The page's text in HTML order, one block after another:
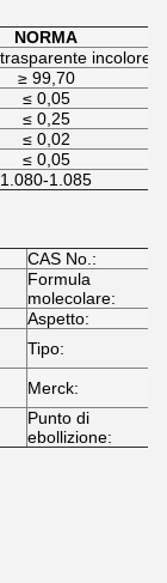
NORMA
incolore
≥ 99,70
≤ 0,05
≤ 0,25
≤ 0,02
≤ 0,05
1.080-1.085
CAS No.:
Formula
molecolare:
Aspetto:
Tipo:
Merck:
Punto di
ebollizione: